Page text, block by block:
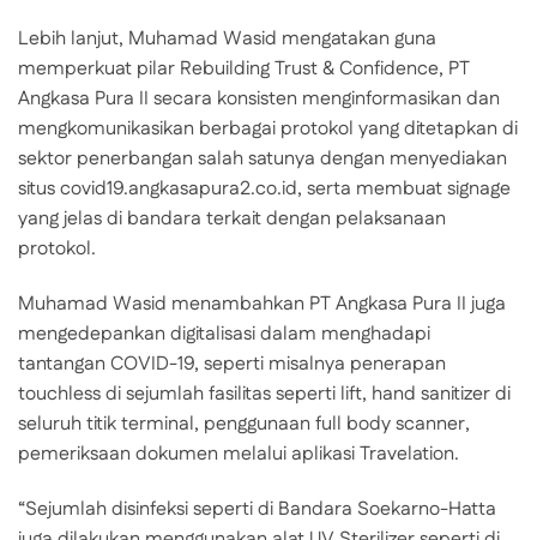
Lebih lanjut, Muhamad Wasid mengatakan guna
memperkuat pilar Rebuilding Trust & Confidence, PT
Angkasa Pura II secara konsisten menginformasikan dan
mengkomunikasikan berbagai protokol yang ditetapkan di
sektor penerbangan salah satunya dengan menyediakan
situs covid19.angkasapura2.co.id, serta membuat signage
yang jelas di bandara terkait dengan pelaksanaan
protokol.
Muhamad Wasid menambahkan PT Angkasa Pura II juga
mengedepankan digitalisasi dalam menghadapi
tantangan COVID-19, seperti misalnya penerapan
touchless di sejumlah fasilitas seperti lift, hand sanitizer di
seluruh titik terminal, penggunaan full body scanner,
pemeriksaan dokumen melalui aplikasi Travelation.
“Sejumlah disinfeksi seperti di Bandara Soekarno-Hatta